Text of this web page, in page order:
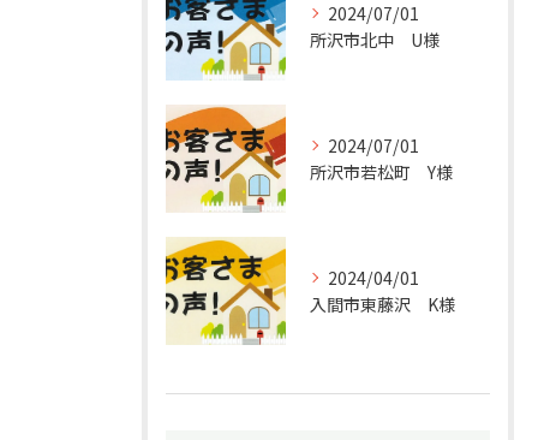
2024/07/01
所沢市北中 U様
2024/07/01
所沢市若松町 Y様
2024/04/01
入間市東藤沢 K様